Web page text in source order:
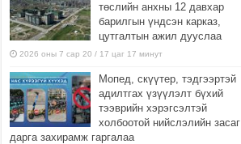
төслийн анхны 12 давхар
барилгын үндсэн карказ,
цутгалтын ажил дууслаа
2026 оны 7 сар 20 / 17 цаг 17 минут
Мопед, скүүтер, тэдгээртэй
адилтгах үзүүлэлт бүхий
тээврийн хэрэгсэлтэй
холбоотой нийслэлийн засаг
дарга захирамж гаргалаа